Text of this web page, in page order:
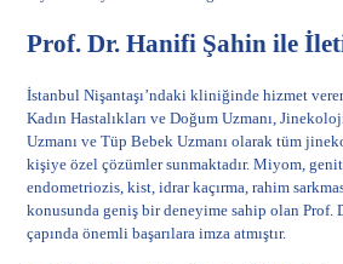
Prof. Dr. Hanifi Şahin ile
İstanbul Nişantaşı’ndaki kliniğinde hizmet
Kadın Hastalıkları ve Doğum Uzmanı,
Uzmanı ve Tüp Bebek Uzmanı olarak tüm
kişiye özel çözümler sunmaktadır.Miyom,
endometriozis, kist, idrar kaçırma, rahim
konusunda geniş bir deneyime sahip olan Prof.
çapında önemli başarılara imza atmıştır.